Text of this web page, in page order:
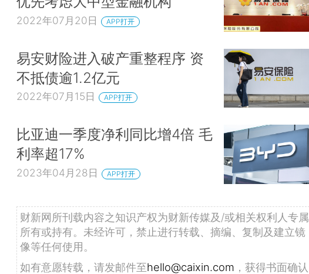
2022年07月20日 APP打开
易安财险进入破产重整程序 资
不抵债逾1.2亿元
2022年07月15日 APP打开
比亚迪一季度净利同比增4倍 毛
利率超17%
2023年04月28日 APP打开
财新网所刊载内容之知识产权为财新传媒及/或相关权利人专属
所有或持有。未经许可，禁止进行转载、摘编、复制及建立镜
像等任何使用。
如有意愿转载，请发邮件至hello@caixin.com ，获得书面确认